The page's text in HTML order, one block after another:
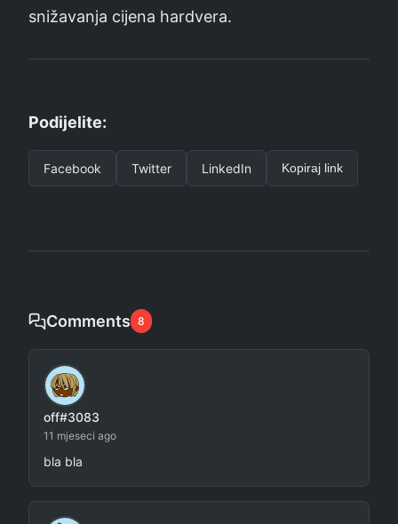
snižavanja cijena hardvera.
Podijelite:
Facebook Twitter LinkedIn Kopiraj link
Comments 8
off#3083
11 mjeseci ago
bla bla